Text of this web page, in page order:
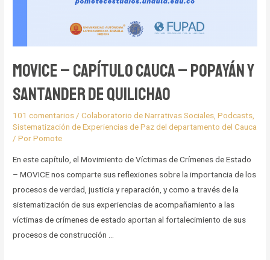
Movice – Capítulo Cauca – Popayán y
Santander de Quilichao
101 comentarios /Colaboratorio de Narrativas Sociales ,Podcasts
Sistematización de Experiencias de Paz del departamento del Cauca
/ PorPomote
En este capítulo, el Movimiento de Víctimas de Crímenes de Estado
– MOVICE nos comparte sus reflexiones sobre la importancia de los
procesos de verdad, justicia y reparación, y como a través de la
sistematización de sus experiencias de acompañamiento a las
víctimas de crímenes de estado aportan al fortalecimiento de sus
procesos de construcción …